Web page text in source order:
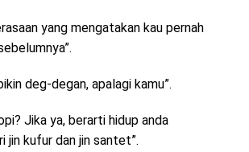
yang mengatakan kau pernah
deg-degan, apalagi kamu”.
Jika ya, berarti hidup anda
jin kufur dan jin santet”.